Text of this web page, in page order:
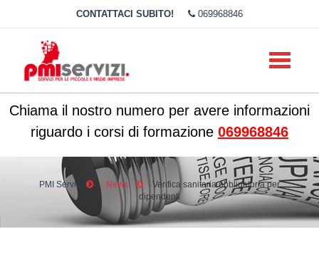
CONTATTACI SUBITO! 069968846
Toggle
Chiama il nostro numero per avere informazioni
riguardo i corsi di formazione 069968846
PMI Servizi News
Verifica sanitaria obbligatoria per
dipendenti